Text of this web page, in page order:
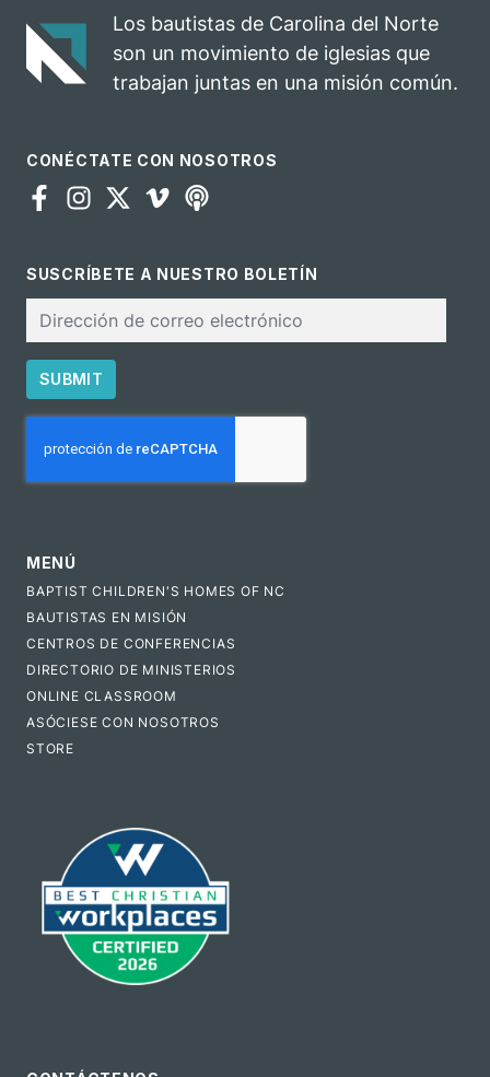
Los bautistas de Carolina del Norte
son un movimiento de iglesias que
trabajan juntas en una misión común.
CONÉCTATE CON NOSOTROS
SUSCRÍBETE A NUESTRO BOLETÍN
electrónico
SUBMIT
MENÚ
BAPTIST CHILDREN'S HOMES OF NC
BAUTISTAS EN MISIÓN
CENTROS DE CONFERENCIAS
DIRECTORIO DE MINISTERIOS
ONLINE CLASSROOM
ASÓCIESE CON NOSOTROS
STORE